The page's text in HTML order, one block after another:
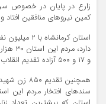
زارع در پایان در خصوص
کمین نیروهای منافقین
و ۱۷ و ۵۰۰ آزاده تقدیم انقلاب اسلامی کرده است.
سندهای افتخار مردم این